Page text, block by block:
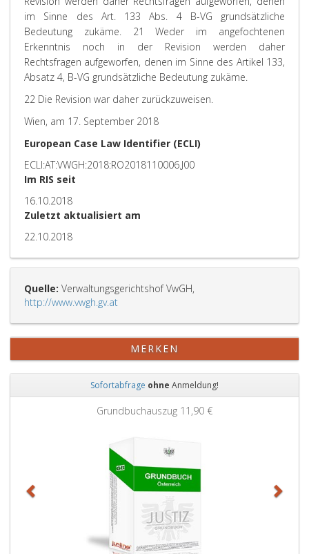
im Sinne des Art. 133 Abs. 4 B-VG grundsätzliche
Bedeutung zukäme.21 Weder im angefochtenen
Erkenntnis noch in der Revision werden daher
Rechtsfragen aufgeworfen, denen im Sinne des Artikel 133,
Absatz 4, B-VG grundsätzliche Bedeutung zukäme.
22 Die Revision war daher zurückzuweisen.
Wien, am 17. September 2018
European Case Law Identifier (ECLI)
ECLI:AT:VWGH:2018:RO2018110006.J00
Im RIS seit
16.10.2018
Zuletzt aktualisiert am
22.10.2018
Quelle: Verwaltungsgerichtshof VwGH,
http://www.vwgh.gv.at
MERKEN
Sofortabfrage ohne Anmeldung!
Grundbuchauszug 11,90 €